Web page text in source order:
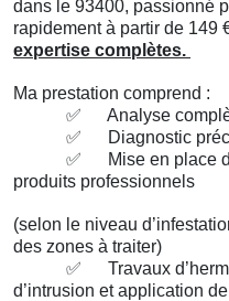
dans le 93400, passionné
rapidement à partir de 149
expertise complètes.
Ma prestation comprend :
✅
Analyse
✅
Diagnostic
✅
Mise en place
produits professionnels
(selon le niveau
des zones à traiter)
✅
Travaux
d’intrusion et application